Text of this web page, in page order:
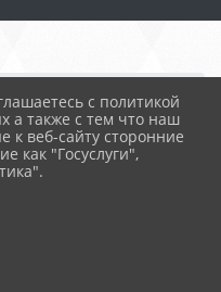
отдел
ПДД
ДВИЖЕНИЕ
с политикой
а также с тем что наш
к веб-сайту сторонние
как "Госуслуги",